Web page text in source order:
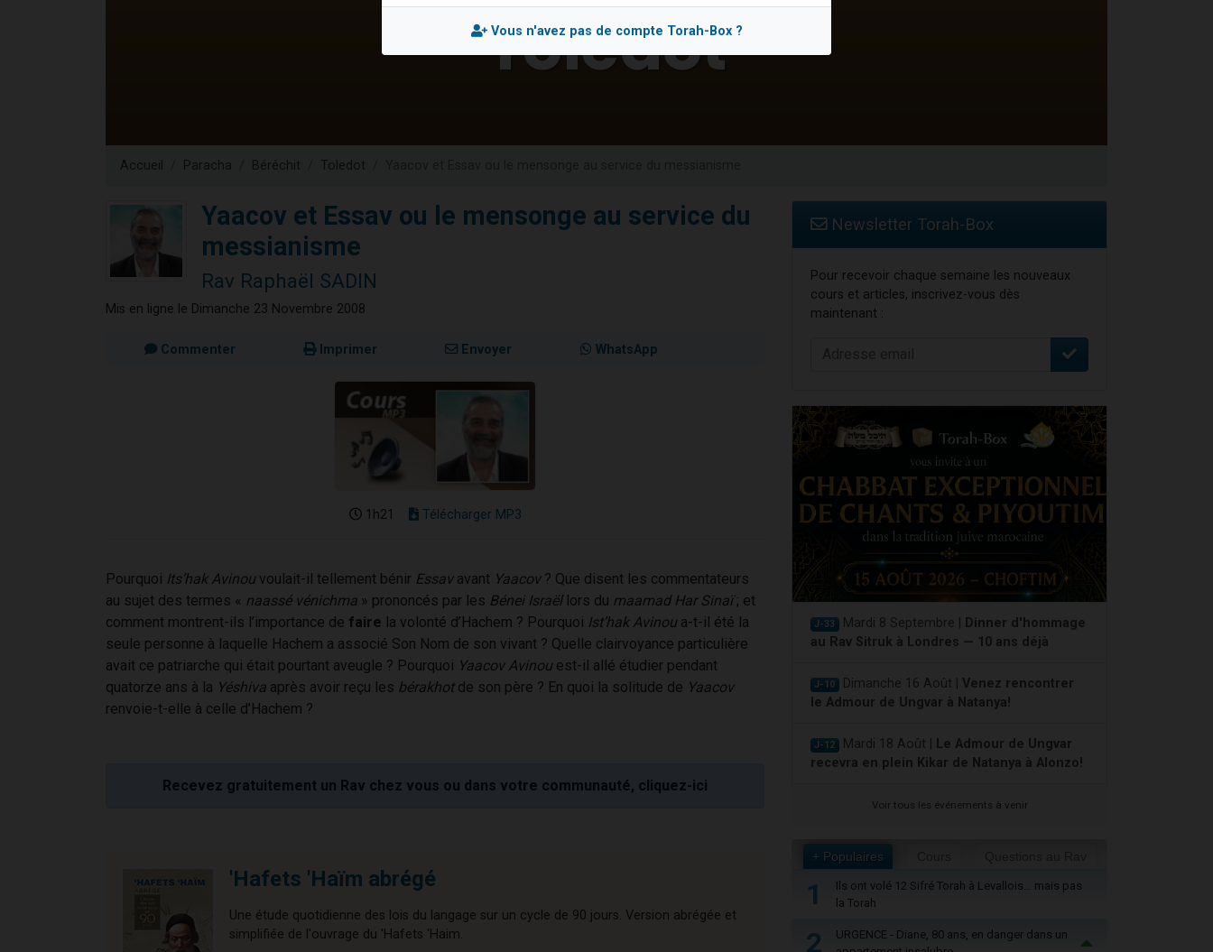
10 personnes viennent de demander une bénédiction
Accueil Paracha Béréchit Toledot
Yaacov et Essav ou le mensonge au service du
messianisme
Rav Raphaël SADIN
Mis en ligne le Dimanche 23 Novembre 2008
Commenter Imprimer Envoyer WhatsApp
1h21 Télécharger MP3
Pourquoi Its’hak Avinou voulait-il tellement bénir Essavavant Yaacov ? Que disent les commentateurs
au sujet des termes « naassé vénichma » prononcés par les Bénei Israëllors du maamad Har Sinaï; et
comment montrent-ils l’importance de faire la volonté d’Hachem ? Pourquoi Ist’hak Avinou a-t-il été la
seule personne à laquelle Hachem a associé Son Nom de son vivant ? Quelle clairvoyance particulière
avait ce patriarche qui était pourtant aveugle ? Pourquoi Yaacov Avinou est-il allé étudier pendant
quatorze ans à la Yéshiva après avoir reçu les bérakhot de son père ? En quoi la solitude de Yaacov
renvoie-t-elle à celle d’Hachem ?
Recevez gratuitement un Rav chez vous ou dans votre communauté, cliquez-ici
'Hafets 'Haïm abrégé
Une étude quotidienne des lois du langage sur un cycle de 90 jours. Version abrégée et
simplifiée de l'ouvrage du 'Hafets 'Haim.
Newsletter Torah-Box
Pour recevoir chaque semaine les nouveaux
cours et articles, inscrivez-vous dès
maintenant :
J-33 Mardi 8 Septembre |
Dinner d'hommage
au Rav Sitruk à Londres — 10 ans déjà
J-10 Dimanche 16 Août | Venez rencontrer
le Admour de Ungvar à Natanya!
J-12 Mardi 18 Août |
Le Admour de Ungvar
recevra en plein Kikar de Natanya à Alonzo!
Voir tous les événements à venir
+ Populaires
1
Ils ont volé 12 Sifré Torah à Levallois… mais pas
la Torah
2
URGENCE - Diane, 80 ans, en danger dans un
Vous n'avez pas de compte Torah-Box ?